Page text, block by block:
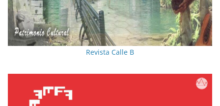
Revista Calle B